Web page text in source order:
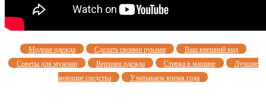
Модная одежда Сделать своими руками
Ваш внешний вид
Советы для мужчин
Верхняя одежда Стирка в машине
Лучшие
моющие средства
Учитываем время года